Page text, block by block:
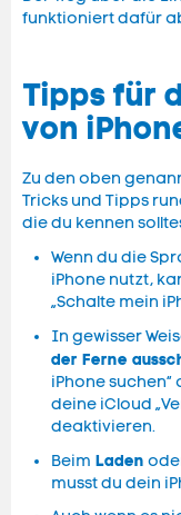
funktioniert dafür
Tipps für
von
Zu den oben
Tricks und Tipps
die du kennen
Wenn du die
iPhone nutzt,
„Schalte mein
In gewisser
der Ferne
iPhone
deine iCloud
deaktivieren.
Beim Laden
musst du dein